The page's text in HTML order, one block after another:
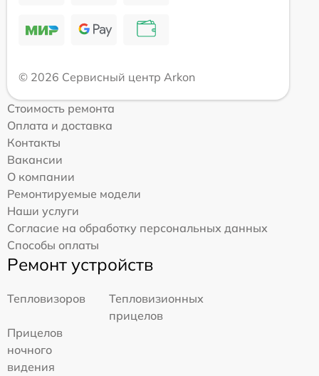
© 2026 Сервисный центр Arkon
Стоимость ремонта
Оплата и доставка
Контакты
Вакансии
О компании
Ремонтируемые модели
Наши услуги
Согласие на обработку персональных данных
Способы оплаты
Ремонт устройств
Тепловизоров
Тепловизионных
прицелов
Прицелов
ночного
видения